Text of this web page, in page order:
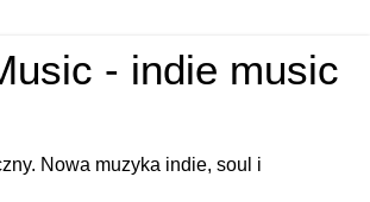
- indie music
Nowa muzyka indie, soul i